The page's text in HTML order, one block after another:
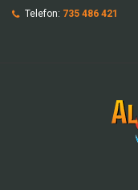
Telefon: 735 486 421